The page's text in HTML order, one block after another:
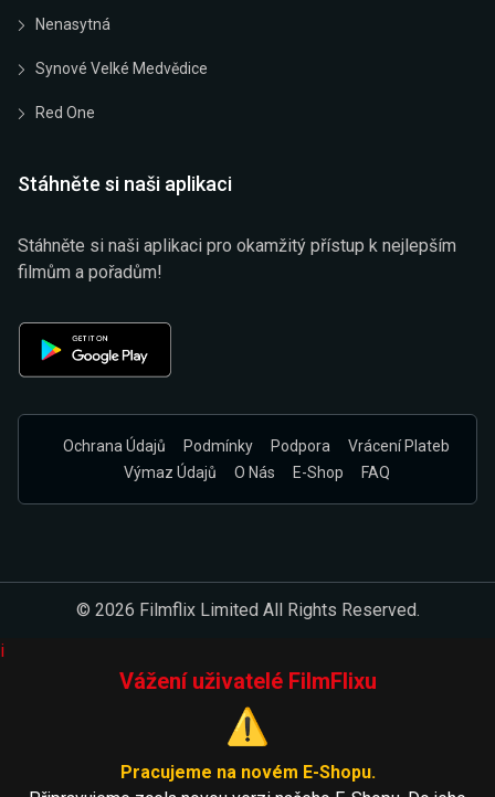
Nenasytná
Synové Velké Medvědice
Red One
Stáhněte si naši aplikaci
Stáhněte si naši aplikaci pro okamžitý přístup k nejlepším
filmům a pořadům!
Ochrana Údajů Podmínky Podpora
Vrácení Plateb
Výmaz Údajů
O Nás E-Shop FAQ
© 2026 Filmflix Limited All Rights Reserved.
i
Vážení uživatelé FilmFlixu
⚠️
Pracujeme na novém E-Shopu.